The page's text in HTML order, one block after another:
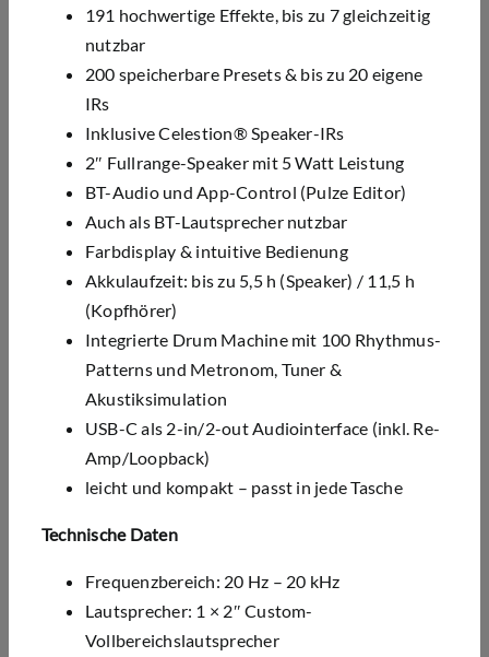
191 hochwertige Effekte, bis zu 7 gleichzeitig
nutzbar
200 speicherbare Presets & bis zu 20 eigene
IRs
Inklusive Celestion® Speaker-IRs
2″ Fullrange-Speaker mit 5 Watt Leistung
BT-Audio und App-Control (Pulze Editor)
Auch als BT-Lautsprecher nutzbar
Farbdisplay & intuitive Bedienung
Akkulaufzeit: bis zu 5,5 h (Speaker) / 11,5 h
(Kopfhörer)
Integrierte Drum Machine mit 100 Rhythmus-
Patterns und Metronom, Tuner &
Akustiksimulation
USB-C als 2-in/2-out Audiointerface (inkl. Re-
Amp/Loopback)
leicht und kompakt – passt in jede Tasche
Technische Daten
Frequenzbereich: 20 Hz – 20 kHz
Lautsprecher: 1 × 2″ Custom-
Vollbereichslautsprecher